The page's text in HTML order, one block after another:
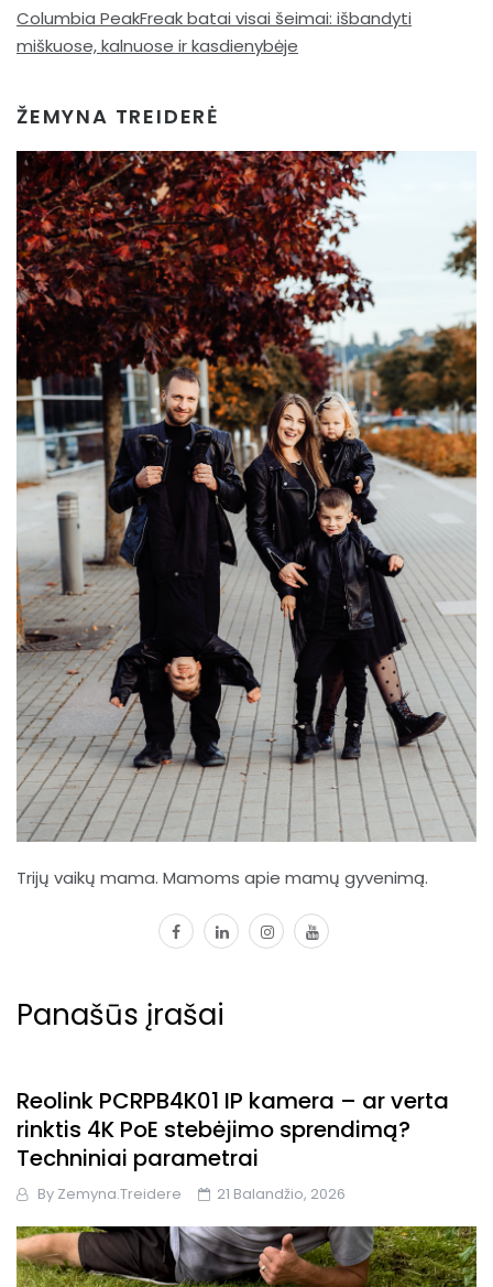
Columbia PeakFreak batai visai šeimai: išbandyti
miškuose, kalnuose ir kasdienybėje
ŽEMYNA TREIDERĖ
Trijų vaikų mama. Mamoms apie mamų gyvenimą.
facebook
linkedininstagram
youtube
Panašūs įrašai
Reolink PCRPB4K01 IP kamera – ar verta
rinktis 4K PoE stebėjimo sprendimą?
Techniniai parametrai
By Zemyna.treidere 21 Balandžio, 2026